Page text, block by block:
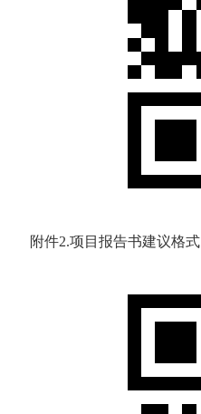
附件2.项目报告书建议格式